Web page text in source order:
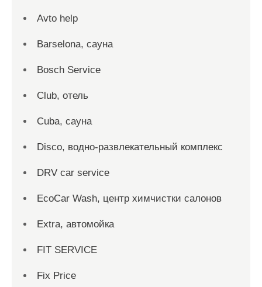
Avto help
Barselona, сауна
Bosch Service
Club, отель
Cuba, сауна
Disco, водно-развлекательный комплекс
DRV car service
EcoCar Wash, центр химчистки салонов
Extra, автомойка
FIT SERVICE
Fix Price